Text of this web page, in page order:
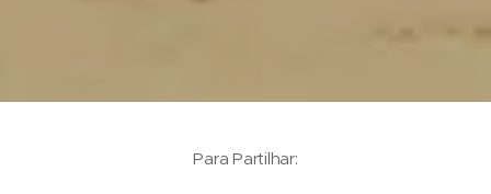
Para Partilhar: